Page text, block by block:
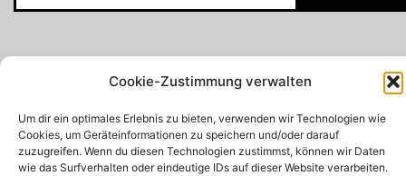
Cookie-Zustimmung verwalten
Um dir ein optimales Erlebnis zu bieten, verwenden wir Technologien wie
Cookies, um Geräteinformationen zu speichern und/oder darauf
zuzugreifen. Wenn du diesen Technologien zustimmst, können wir Daten
wie das Surfverhalten oder eindeutige IDs auf dieser Website verarbeiten.